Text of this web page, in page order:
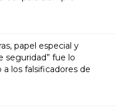
papel especial y
seguridad” fue lo
a los falsificadores de